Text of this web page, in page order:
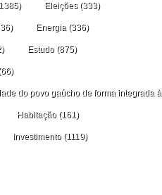
Eleições(333)
Energia (336)
Estudo(875)
do povo gaúcho de forma
Habitação(161)
Investimento(1119)